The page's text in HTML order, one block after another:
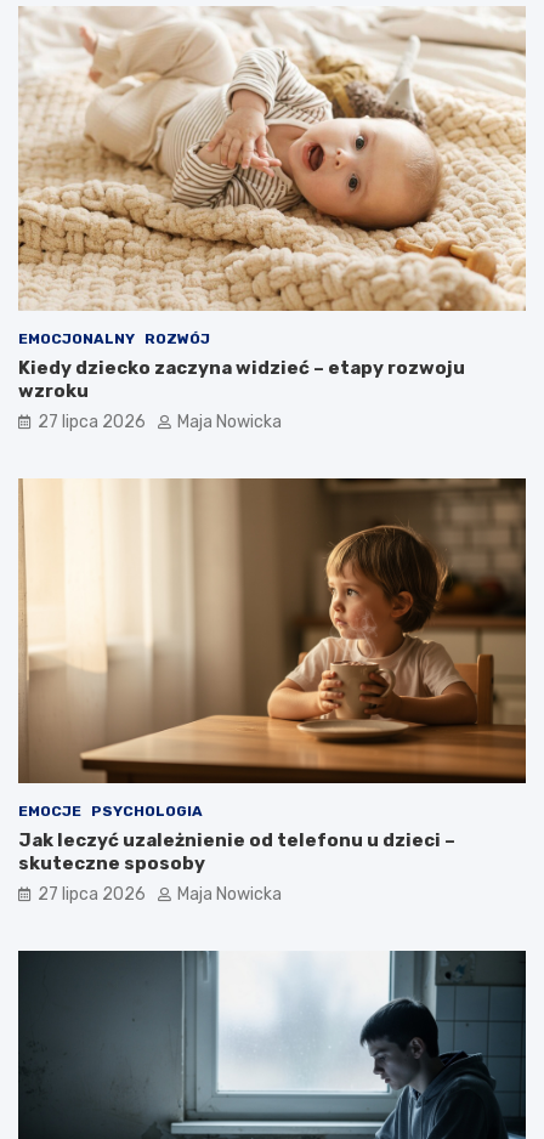
EMOCJONALNY ROZWÓJ
Kiedy dziecko zaczyna widzieć – etapy rozwoju
wzroku
27 lipca 2026 Maja Nowicka
EMOCJE PSYCHOLOGIA
Jak leczyć uzależnienie od telefonu u dzieci –
skuteczne sposoby
27 lipca 2026 Maja Nowicka